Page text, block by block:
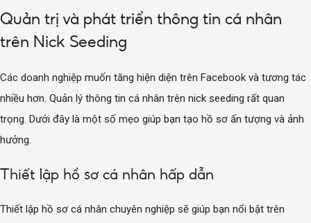
Quản trị và phát triển thông tin cá nhân
trên Nick Seeding
Các doanh nghiệp muốn tăng hiện diện trên Facebook và tương tác
nhiều hơn. Quản lý thông tin cá nhân trên nick seeding rất quan
trọng. Dưới đây là một số mẹo giúp bạn tạo hồ sơ ấn tượng và ảnh
hưởng.
Thiết lập hồ sơ cá nhân hấp dẫn
Thiết lập hồ sơ cá nhân chuyên nghiệp sẽ giúp bạn nổi bật trên